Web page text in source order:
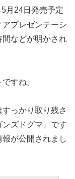
月24日発売予定
プレゼンテーシ
間などが明かされ
すね。
っかり取り残さ
ズドグマ」です
が公開されまし